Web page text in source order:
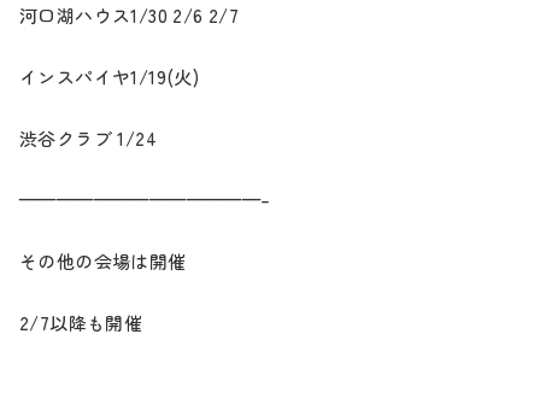
河口湖ハウス1/30 2/6 2/7
インスパイヤ1/19(火)
渋谷クラブ 1/24
—————————————–
その他の会場は開催
2/7以降も開催